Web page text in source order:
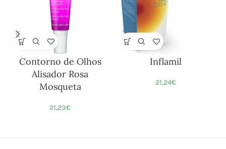
Contorno de Olhos
Alisador Rosa
Mosqueta
21,23€
Inflamil
21,24€